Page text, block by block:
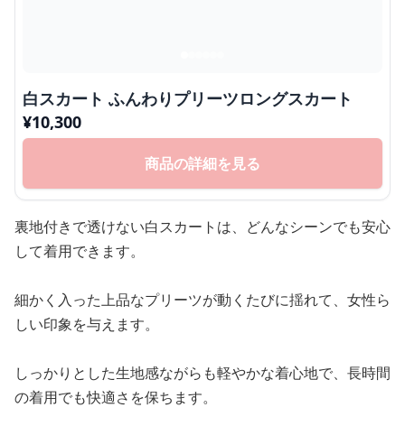
白スカート ふんわりプリーツロングスカート
¥10,300
商品の詳細を見る
裏地付きで透けない白スカートは、どんなシーンでも安心
して着用できます。
細かく入った上品なプリーツが動くたびに揺れて、女性ら
しい印象を与えます。
しっかりとした生地感ながらも軽やかな着心地で、長時間
の着用でも快適さを保ちます。